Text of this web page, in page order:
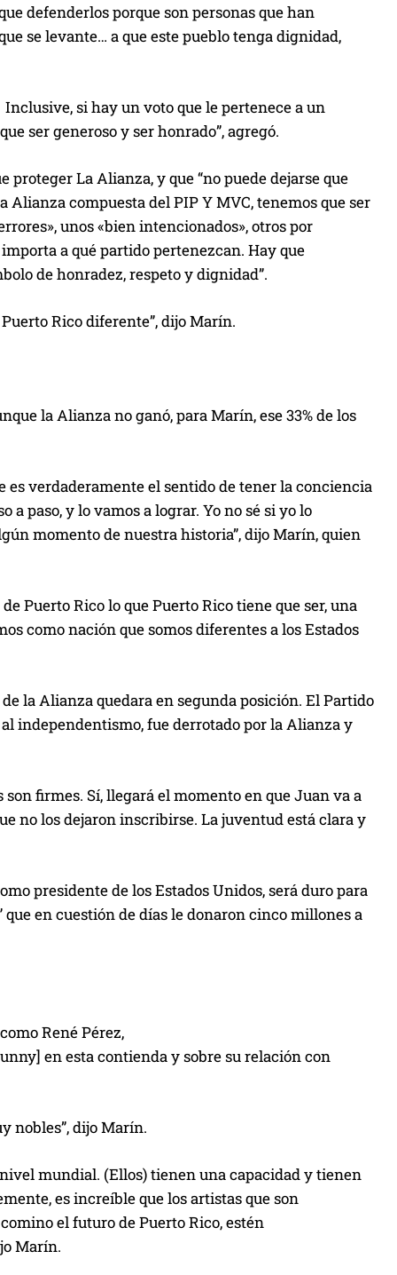
defenderlos porque son personas que han
se levante… a que este pueblo tenga dignidad,
si hay un voto que le pertenece a un
ser generoso y ser honrado”, agregó.
La Alianza, y que “no puede dejarse que
compuesta del PIP Y MVC, tenemos que ser
unos «bien intencionados», otros por
a qué partido pertenezcan. Hay que
de honradez, respeto y dignidad”.
Rico diferente”, dijo Marín.
la Alianza no ganó, para Marín, ese 33% de los
es verdaderamente el sentido de tener la conciencia
a paso, y lo vamos a lograr. Yo no sé si yo lo
momento de nuestra historia”, dijo Marín, quien
Puerto Rico lo que Puerto Rico tiene que ser, una
como nación que somos diferentes a los Estados
la Alianza quedara en segunda posición. El Partido
independentismo, fue derrotado por la Alianza y
son firmes. Sí, llegará el momento en que Juan va a
no los dejaron inscribirse. La juventud está clara y
presidente de los Estados Unidos, será duro para
en cuestión de días le donaron cinco millones a
René Pérez,
en esta contienda y sobre su relación con
nobles”, dijo Marín.
mundial. (Ellos) tienen una capacidad y tienen
es increíble que los artistas que son
el futuro de Puerto Rico, estén
Marín.